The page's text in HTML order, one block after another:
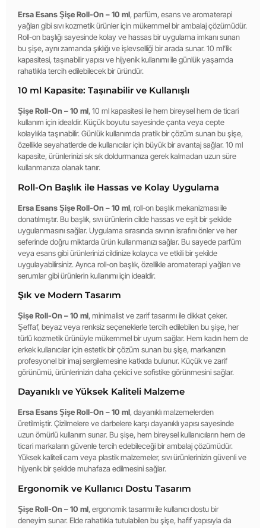
Ersa Esans Şişe Roll-On – 10 ml, parfüm, esans ve aromaterapi
yağları gibi sıvı kozmetik ürünler için mükemmel bir ambalaj çözümüdür.
Roll-on başlığı sayesinde kolay ve hassas bir uygulama imkanı sunan
bu şişe, aynı zamanda şıklığı ve işlevselliği bir arada sunar. 10 ml’lik
kapasitesi, taşınabilir yapısı ve hijyenik kullanımı ile günlük yaşamda
rahatlıkla tercih edilebilecek bir üründür.
10 ml Kapasite: Taşınabilir ve Kullanışlı
Şişe Roll-On – 10 ml, 10 ml kapasitesi ile hem bireysel hem de ticari
kullanım için idealdir. Küçük boyutu sayesinde çanta veya cepte
kolaylıkla taşınabilir. Günlük kullanımda pratik bir çözüm sunan bu şişe,
özellikle seyahatlerde de kullanıcılar için büyük bir avantaj sağlar. 10 ml
kapasite, ürünlerinizi sık sık doldurmanıza gerek kalmadan uzun süre
kullanmanıza olanak tanır.
Roll-On Başlık ile Hassas ve Kolay Uygulama
Ersa Esans Şişe Roll-On – 10 ml, roll-on başlık mekanizması ile
donatılmıştır. Bu başlık, sıvı ürünlerin cilde hassas ve eşit bir şekilde
uygulanmasını sağlar. Uygulama sırasında sıvının israfını önler ve her
seferinde doğru miktarda ürün kullanmanızı sağlar. Bu sayede parfüm
veya esans gibi ürünlerinizi cildinize kolayca ve etkili bir şekilde
uygulayabilirsiniz. Ayrıca roll-on başlık, özellikle aromaterapi yağları ve
serumlar gibi ürünlerin kullanımı için idealdir.
Şık ve Modern Tasarım
Şişe Roll-On – 10 ml, minimalist ve zarif tasarımı ile dikkat çeker.
Şeffaf, beyaz veya renksiz seçeneklerle tercih edilebilen bu şişe, her
türlü kozmetik ürünüyle mükemmel bir uyum sağlar. Hem kadın hem de
erkek kullanıcılar için estetik bir çözüm sunan bu şişe, markanızın
profesyonel bir imaj sergilemesine katkıda bulunur. Küçük ve zarif
görünümü, ürünlerinizin daha çekici ve sofistike görünmesini sağlar.
Dayanıklı ve Yüksek Kaliteli Malzeme
Ersa Esans Şişe Roll-On – 10 ml, dayanıklı malzemelerden
üretilmiştir. Çizilmelere ve darbelere karşı dayanıklı yapısı sayesinde
uzun ömürlü kullanım sunar. Bu şişe, hem bireysel kullanıcıların hem de
ticari markaların güvenle tercih edebileceği bir ambalaj çözümüdür.
Yüksek kaliteli cam veya plastik malzemeler, sıvı ürünlerinizin güvenli ve
hijyenik bir şekilde muhafaza edilmesini sağlar.
Ergonomik ve Kullanıcı Dostu Tasarım
Şişe Roll-On – 10 ml, ergonomik tasarımı ile kullanıcı dostu bir
deneyim sunar. Elde rahatlıkla tutulabilen bu şişe, hafif yapısıyla da